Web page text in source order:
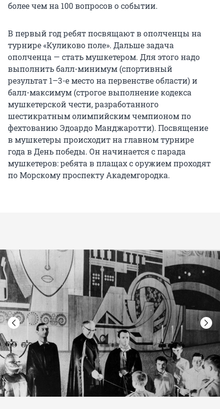
более чем на 100 вопросов о событии.
В первый год ребят посвящают в ополченцы на
турнире «Куликово поле». Дальше задача
ополченца — стать мушкетером. Для этого надо
выполнить балл-минимум (спортивный
результат 1–3-е место на первенстве области) и
балл-максимум (строгое выполнение кодекса
мушкетерской чести, разработанного
шестикратным олимпийским чемпионом по
фехтованию Эдоардо Манджаротти). Посвящение
в мушкетеры происходит на главном турнире
года в День победы. Он начинается с парада
мушкетеров: ребята в плащах с оружием проходят
по Морскому проспекту Академгородка.